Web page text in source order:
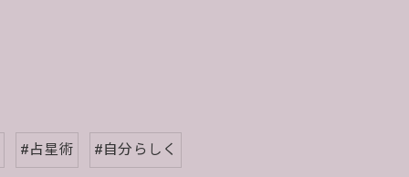
#占星術 #自分らしく